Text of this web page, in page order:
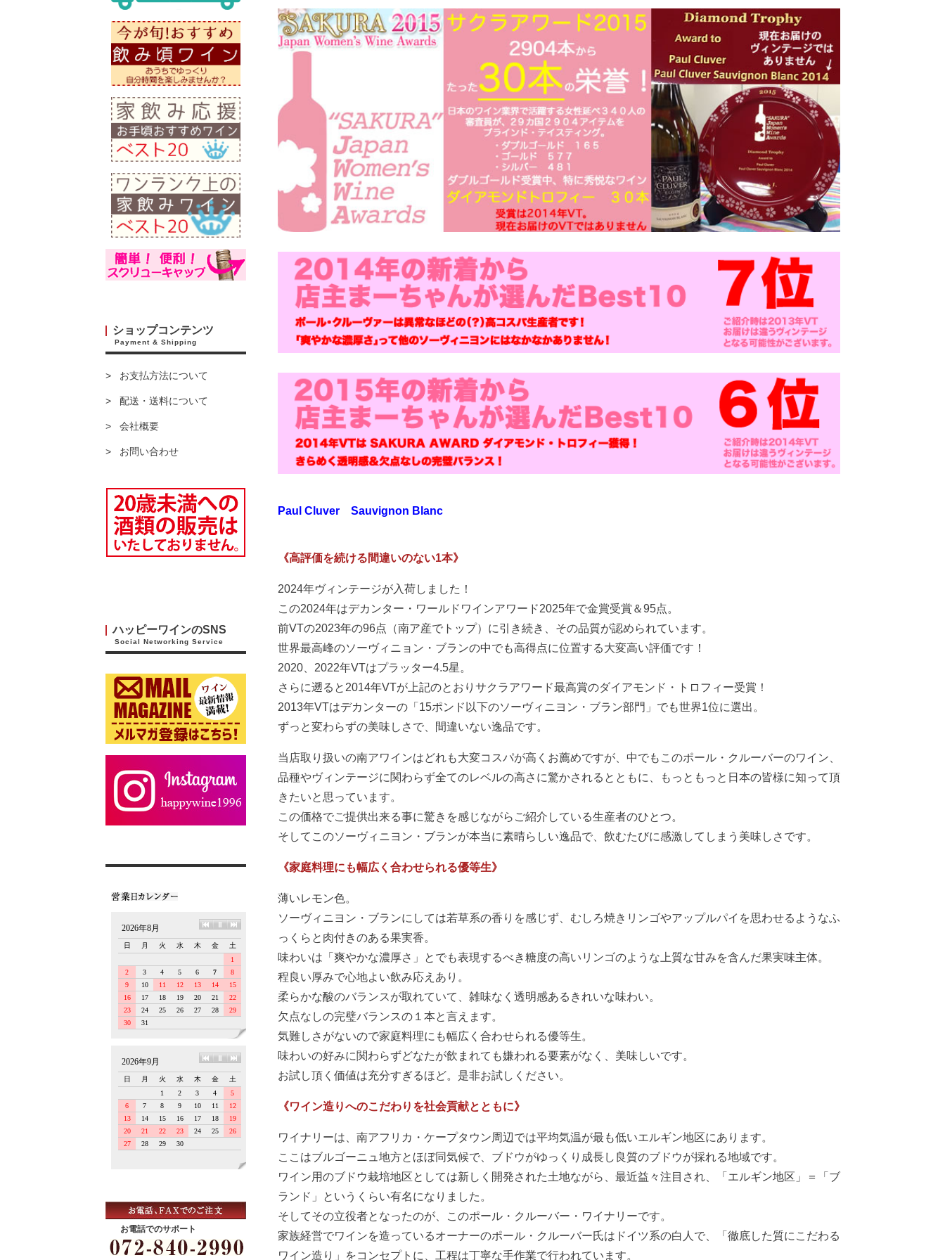
ショップコンテンツ
Payment & Shipping
お支払方法について
配送・送料について
会社概要
お問い合わせ
ハッピーワインのSNS
Social Networking Service
お電話でのサポート
Paul Cluver Sauvignon Blanc
《高評価を続ける間違いのない1本》
2024年ヴィンテージが入荷しました！
この2024年はデカンター・ワールドワインアワード2025年で金賞受賞＆95点。
前VTの2023年の96点（南ア産でトップ）に引き続き、その品質が認められています。
世界最高峰のソーヴィニョン・ブランの中でも高得点に位置する大変高い評価です！
2020、2022年VTはプラッター4.5星。
さらに遡ると2014年VTが上記のとおりサクラアワード最高賞のダイアモンド・トロフィー受賞！
2013年VTはデカンターの「15ポンド以下のソーヴィニヨン・ブラン部門」でも世界1位に選出。
ずっと変わらずの美味しさで、間違いない逸品です。
当店取り扱いの南アワインはどれも大変コスパが高くお薦めですが、中でもこのポール・クルーバーのワイン、
品種やヴィンテージに関わらず全てのレベルの高さに驚かされるとともに、もっともっと日本の皆様に知って頂
きたいと思っています。
この価格でご提供出来る事に驚きを感じながらご紹介している生産者のひとつ。
そしてこのソーヴィニヨン・ブランが本当に素晴らしい逸品で、飲むたびに感激してしまう美味しさです。
《家庭料理にも幅広く合わせられる優等生》
薄いレモン色。
ソーヴィニヨン・ブランにしては若草系の香りを感じず、むしろ焼きリンゴやアップルパイを思わせるようなふ
っくらと肉付きのある果実香。
味わいは「爽やかな濃厚さ」とでも表現するべき糖度の高いリンゴのような上質な甘みを含んだ果実味主体。
程良い厚みで心地よい飲み応えあり。
柔らかな酸のバランスが取れていて、雑味なく透明感あるきれいな味わい。
欠点なしの完璧バランスの１本と言えます。
気難しさがないので家庭料理にも幅広く合わせられる優等生。
味わいの好みに関わらずどなたが飲まれても嫌われる要素がなく、美味しいです。
お試し頂く価値は充分すぎるほど。是非お試しください。
《ワイン造りへのこだわりを社会貢献とともに》
ワイナリーは、南アフリカ・ケープタウン周辺では平均気温が最も低いエルギン地区にあります。
ここはブルゴーニュ地方とほぼ同気候で、ブドウがゆっくり成長し良質のブドウが採れる地域です。
ワイン用のブドウ栽培地区としては新しく開発された土地ながら、最近益々注目され、「エルギン地区」＝「ブ
ランド」というくらい有名になりました。
そしてその立役者となったのが、このポール・クルーバー・ワイナリーです。
家族経営でワインを造っているオーナーのポール・クルーバー氏はドイツ系の白人で、「徹底した質にこだわる
ワイン造り」をコンセプトに、工程は丁寧な手作業で行われています。